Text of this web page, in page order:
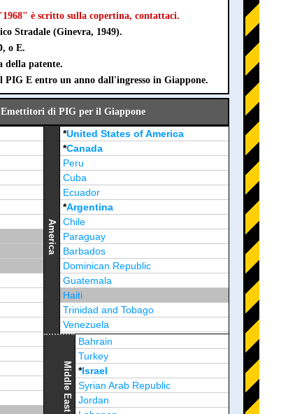
è scritto sulla copertina, contattaci.
Stradale (Ginevra, 1949).
o E.
della patente.
E entro un anno dall'ingresso in Giappone.
Emettitori di PIG per il Giappone
America
*United States of America
*Canada
Peru
Cuba
Ecuador
*Argentina
Chile
Paraguay
Barbados
Dominican Republic
Guatemala
Haiti
Trinidad and Tobago
Venezuela
Jamaica
Middle East
Bahrain
Turkey
*Israel
Syrian Arab Republic
Jordan